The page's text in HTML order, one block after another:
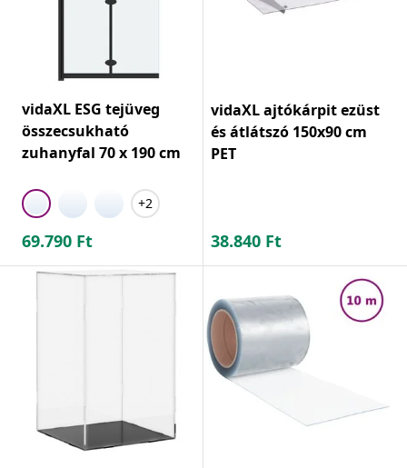
vidaXL ESG tejüveg
összecsukható
zuhanyfal 70 x 190 cm
+2
69.790 Ft
vidaXL ajtókárpit ezüst
és átlátszó 150x90 cm
PET
38.840 Ft